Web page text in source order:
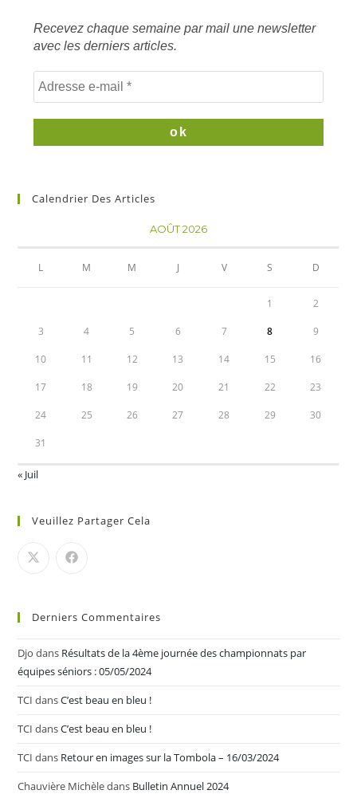
Recevez chaque semaine par mail une newsletter
avec les derniers articles.
Calendrier Des Articles
AOÛT 2026
L M M J V S D
1 2
3 4 5 6 7 8 9
10 11 12 13 14 15 16
17 18 19 20 21 22 23
24 25 26 27 28 29 30
31
« Juil
Veuillez Partager Cela
Derniers Commentaires
Djo dans Résultats de la 4ème journée des championnats par
équipes séniors : 05/05/2024
TCI dansC’est beau en bleu !
TCI dansC’est beau en bleu !
TCI dans Retour en images sur la Tombola – 16/03/2024
Chauvière Michèledans Bulletin Annuel 2024